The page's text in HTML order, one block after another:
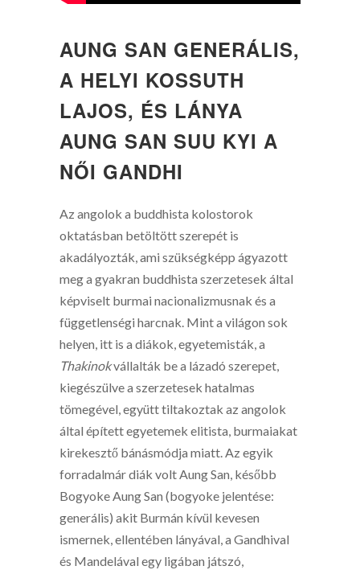
AUNG SAN GENERÁLIS,
A HELYI KOSSUTH
LAJOS, ÉS LÁNYA
AUNG SAN SUU KYI A
NŐI GANDHI
Az angolok a buddhista kolostorok
oktatásban betöltött szerepét is
akadályozták, ami szükségképp ágyazott
meg a gyakran buddhista szerzetesek által
képviselt burmai nacionalizmusnak és a
függetlenségi harcnak. Mint a világon sok
helyen, itt is a diákok, egyetemisták, a
Thakinokvállalták be a lázadó szerepet,
kiegészülve a szerzetesek hatalmas
tömegével, együtt tiltakoztak az angolok
által épített egyetemek elitista, burmaiakat
kirekesztő bánásmódja miatt. Az egyik
forradalmár diák volt Aung San, később
Bogyoke Aung San (bogyoke jelentése:
generális) akit Burmán kívül kevesen
ismernek, ellentében lányával, a Gandhival
és Mandelával egy ligában játszó,